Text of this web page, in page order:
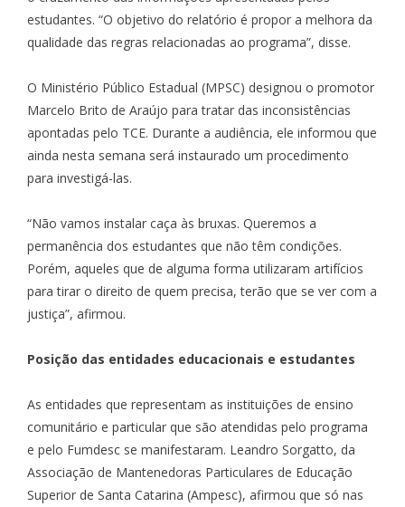
estudantes. “O objetivo do relatório é propor a melhora da
qualidade das regras relacionadas ao programa”, disse.
O Ministério Público Estadual (MPSC) designou o promotor
Marcelo Brito de Araújo para tratar das inconsistências
apontadas pelo TCE. Durante a audiência, ele informou que
ainda nesta semana será instaurado um procedimento
para investigá-las.
“Não vamos instalar caça às bruxas. Queremos a
permanência dos estudantes que não têm condições.
Porém, aqueles que de alguma forma utilizaram artifícios
para tirar o direito de quem precisa, terão que se ver com a
justiça”, afirmou.
Posição das entidades educacionais e estudantes
As entidades que representam as instituições de ensino
comunitário e particular que são atendidas pelo programa
e pelo Fumdesc se manifestaram. Leandro Sorgatto, da
Associação de Mantenedoras Particulares de Educação
Superior de Santa Catarina (Ampesc), afirmou que só nas